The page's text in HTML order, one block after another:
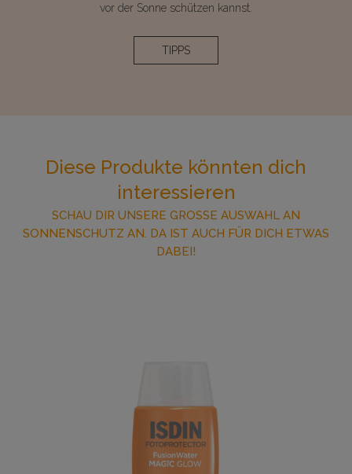
vor der Sonne schützen kannst.
TIPPS
Diese Produkte könnten dich
interessieren
SCHAU DIR UNSERE GROSSE AUSWAHL AN
SONNENSCHUTZ AN. DA IST AUCH FÜR DICH ETWAS
DABEI!